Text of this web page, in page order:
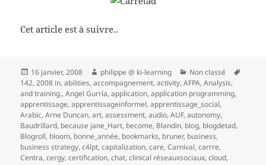
Cet article est à suivre..
Publié
le
16 janvier, 2008 Auteur
philippe @ ki-learning Catégories
Non classé
142,2008 in,abilities,accompagnement,activity,AFPA,Analysis,
and training.,Angel Gurría,application,application programming,
apprentissage,apprentissageinformel,apprentissage_social,
Arabic,Arne Duncan,art,assessment,audio,AUF,autonomy,
Baudrillard, because jane_Hart, become, Blandin, blog, blogdetad,
Blogroll, bloom, bonne_année, bookmarks, bruner, business,
business strategy,c4lpt,capitalization,care,Carnival,carrre,
Centra,cergy,certification,chat,clinical réseauxsociaux,cloud,